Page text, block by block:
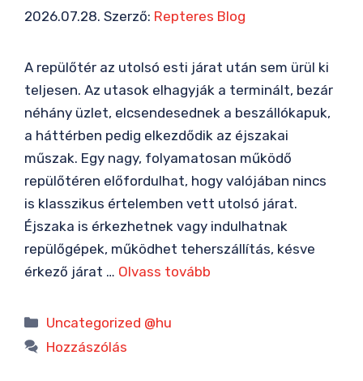
2026.07.28. Szerző: Repteres Blog
A repülőtér az utolsó esti járat után sem ürül ki
teljesen. Az utasok elhagyják a terminált, bezár
néhány üzlet, elcsendesednek a beszállókapuk,
a háttérben pedig elkezdődik az éjszakai
műszak. Egy nagy, folyamatosan működő
repülőtéren előfordulhat, hogy valójában nincs
is klasszikus értelemben vett utolsó járat.
Éjszaka is érkezhetnek vagy indulhatnak
repülőgépek, működhet teherszállítás, késve
érkező járat … Olvass tovább
Kategória
Uncategorized @hu
Hozzászólás